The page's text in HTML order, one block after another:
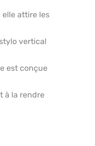
elle attire les
vertical
est conçue
à la rendre